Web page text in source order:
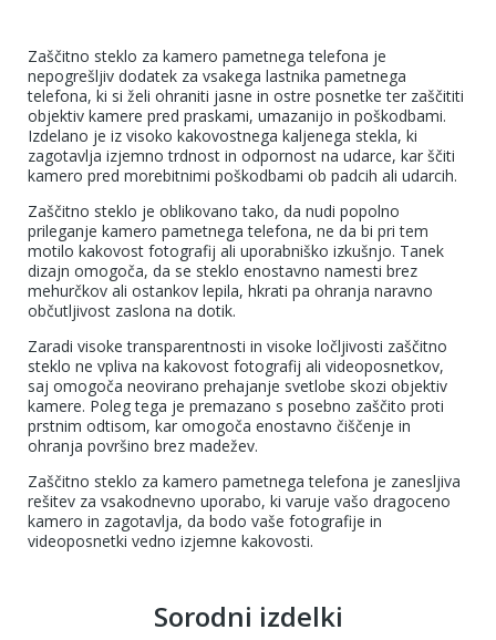
Zaščitno steklo za kamero pametnega telefona je
nepogrešljiv dodatek za vsakega lastnika pametnega
telefona, ki si želi ohraniti jasne in ostre posnetke ter zaščititi
objektiv kamere pred praskami, umazanijo in poškodbami.
Izdelano je iz visoko kakovostnega kaljenega stekla, ki
zagotavlja izjemno trdnost in odpornost na udarce, kar ščiti
kamero pred morebitnimi poškodbami ob padcih ali udarcih.
Zaščitno steklo je oblikovano tako, da nudi popolno
prileganje kamero pametnega telefona, ne da bi pri tem
motilo kakovost fotografij ali uporabniško izkušnjo. Tanek
dizajn omogoča, da se steklo enostavno namesti brez
mehurčkov ali ostankov lepila, hkrati pa ohranja naravno
občutljivost zaslona na dotik.
Zaradi visoke transparentnosti in visoke ločljivosti zaščitno
steklo ne vpliva na kakovost fotografij ali videoposnetkov,
saj omogoča neovirano prehajanje svetlobe skozi objektiv
kamere. Poleg tega je premazano s posebno zaščito proti
prstnim odtisom, kar omogoča enostavno čiščenje in
ohranja površino brez madežev.
Zaščitno steklo za kamero pametnega telefona je zanesljiva
rešitev za vsakodnevno uporabo, ki varuje vašo dragoceno
kamero in zagotavlja, da bodo vaše fotografije in
videoposnetki vedno izjemne kakovosti.
Sorodni izdelki